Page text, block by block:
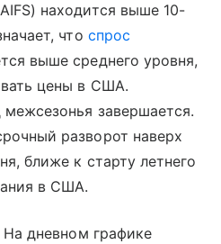
находится выше 10-
что спрос
выше среднего уровня,
цены в США.
завершается.
разворот наверх
ближе к старту летнего
в США.
На дневном графике